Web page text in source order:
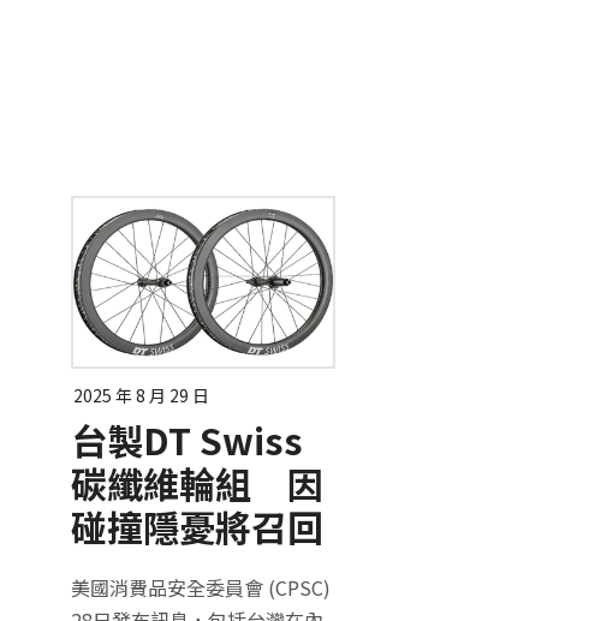
2025 年 8 月 29 日
台製DT Swiss
碳纖維輪組 因
碰撞隱憂將召回
美國消費品安全委員會 (CPSC)